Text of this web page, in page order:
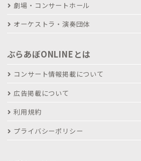
劇場・コンサートホール
オーケストラ・演奏団体
ぶらあぼONLINEとは
コンサート情報掲載について
広告掲載について
利用規約
プライバシーポリシー